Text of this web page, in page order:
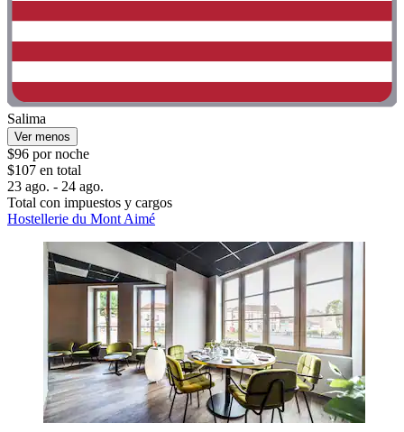
Salima
Ver menos
$96 por noche
$107 en total
23 ago. - 24 ago.
Total con impuestos y cargos
Hostellerie du Mont Aimé